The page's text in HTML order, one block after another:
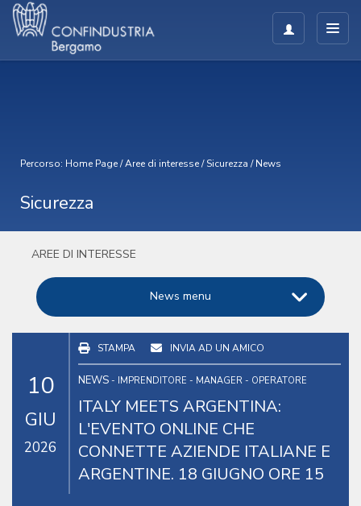
Percorso: Home Page/Aree di interesse/Sicurezza /News
Sicurezza
AREE DI INTERESSE
News menu
10
GIU
2026
STAMPA INVIA AD UN AMICO
NEWS - IMPRENDITORE - MANAGER - OPERATORE
ITALY MEETS ARGENTINA:
L'EVENTO ONLINE CHE
CONNETTE AZIENDE ITALIANE E
ARGENTINE. 18 GIUGNO ORE 15